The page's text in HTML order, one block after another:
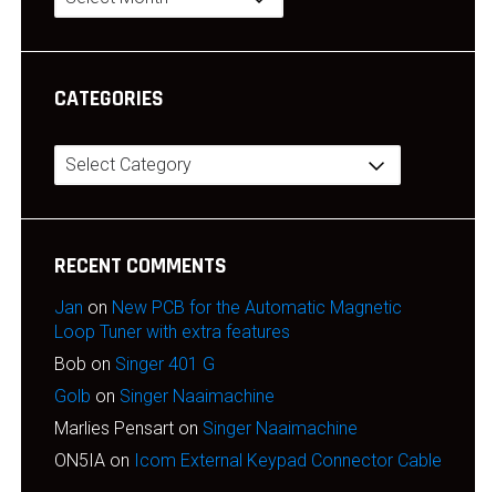
CATEGORIES
Categories
RECENT COMMENTS
Jan on New PCB for the Automatic Magnetic
Loop Tuner with extra features
Bob on Singer 401 G
Golb on Singer Naaimachine
Marlies Pensarton Singer Naaimachine
ON5IAon Icom External Keypad Connector Cable